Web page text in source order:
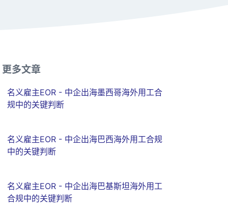
更多文章
名义雇主EOR - 中企出海墨西哥海外用工合
规中的关键判断
名义雇主EOR - 中企出海巴西海外用工合规
中的关键判断
名义雇主EOR - 中企出海巴基斯坦海外用工
合规中的关键判断